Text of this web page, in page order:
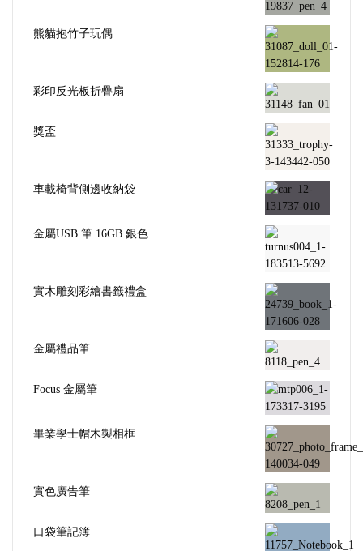
熊貓抱竹子玩偶
彩印反光板折疊扇
獎盃
車載椅背側邊收納袋
金屬USB 筆 16GB 銀色
實木雕刻彩繪書籤禮盒
金屬禮品筆
Focus 金屬筆
畢業學士帽木製相框
實色廣告筆
口袋筆記簿